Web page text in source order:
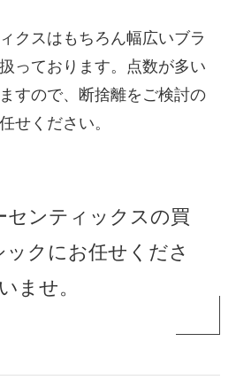
クスはもちろん幅広いブラ
っております。点数が多い
すので、断捨離をご検討の
せください。
センティックスの買
クにお任せくださ
いませ。